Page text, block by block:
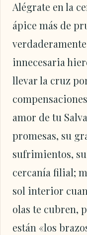
Alégrate en la
ápice más de
innecesaria
llevar la cruz
amor de tu
promesas, su
sufrimientos, su
cercanía filial;
sol interior
olas te cubren,
están «los